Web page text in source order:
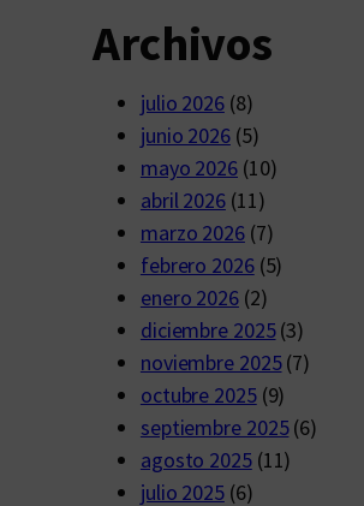
Archivos
julio 2026(8)
junio 2026(5)
mayo 2026 (10)
abril 2026(11)
marzo 2026(7)
febrero 2026(5)
enero 2026(2)
diciembre 2025(3)
noviembre 2025(7)
octubre 2025(9)
septiembre 2025(6)
agosto 2025(11)
julio 2025(6)